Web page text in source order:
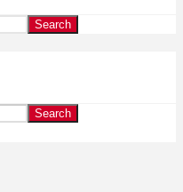
Search
Search